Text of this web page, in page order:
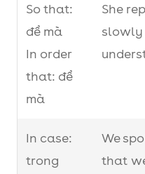
So that:
để mà
In order
that: để
mà
She
slowly
In case:
trong
We
that